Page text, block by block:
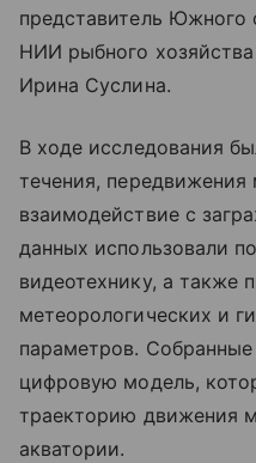
представитель Южного
НИИ рыбного
Ирина Суслина.
В ходе исследования
течения, передвижения
взаимодействие с
данных использовали
видеотехнику, а также
метеорологических и
параметров.
цифровую модель,
траекторию движения
акватории.